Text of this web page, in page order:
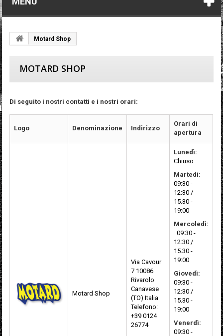
Motard Shop
MOTARD SHOP
Di seguito i nostri contatti e i nostri orari:
Logo Denominazione Indirizzo
Orari di
apertura
Motard Shop
Via Cavour
7 10086
Rivarolo
Canavese
(TO) Italia
Telefono:
+39 0124
26774
Lunedì:
Chiuso
Martedì:
09:30 -
12:30 /
15.30 -
19:00
Mercoledì:
09:30 -
12:30 /
15.30 -
19:00
Giovedì:
09:30 -
12:30 /
15.30 -
19:00
Venerdì:
09:30 -